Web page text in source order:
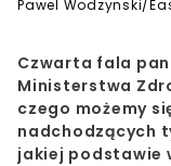
Pawel Wodzynski/
Czwarta fala
Ministerstwa
czego możemy
nadchodzących
jakiej podstawie